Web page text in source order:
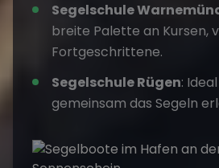
Segelschule
breite Palette an Kursen,
Fortgeschrittene.
Segelschule Rügen:
gemeinsam das Segeln